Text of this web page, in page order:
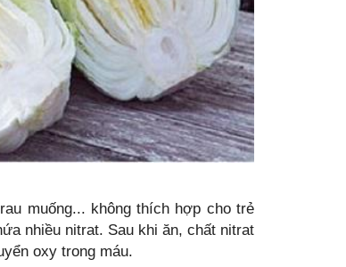
muống... không thích hợp cho trẻ
nhiều nitrat. Sau khi ăn, chất nitrat
oxy trong máu.